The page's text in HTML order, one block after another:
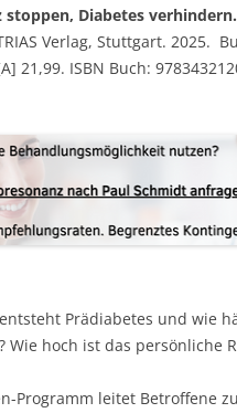
Diabetes
Verlag, Stuttgart. 2025.
21,99. ISBN Buch:
Prädiabetes und wie
hoch ist das persönliche
Programm leitet Betroffene